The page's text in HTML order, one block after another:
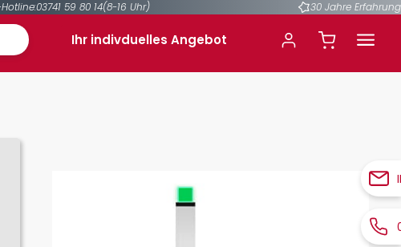
03741 59 80 14(8-16 Uhr) 30 Jahre Erfahrung
Ihr indivduelles Angebot